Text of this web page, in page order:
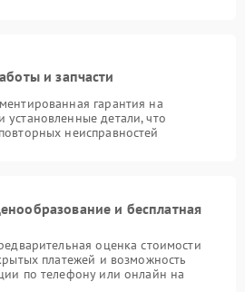
и запчасти
гарантия на
детали, что
неисправностей
и бесплатная
оценка стоимости
платежей и возможность
по телефону или онлайн на